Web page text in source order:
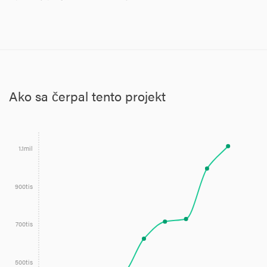
Ako sa čerpal tento projekt
500tis
700tis
900tis
1.1mil